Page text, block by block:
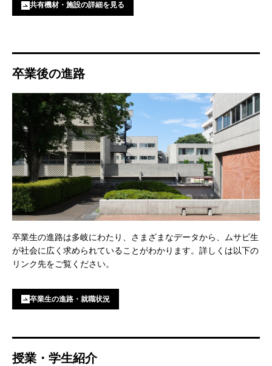
共有機材・施設の詳細を見る
卒業後の進路
卒業生の進路は多岐にわたり、さまざまなデータから、ムサビ生
が社会に広く求められていることがわかります。詳しくは以下の
リンク先をご覧ください。
卒業生の進路・就職状況
授業・学生紹介